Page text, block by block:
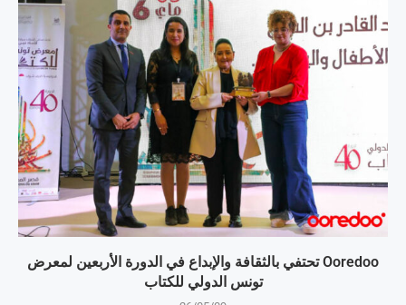
Ooredoo تحتفي بالثقافة والإبداع في الدورة الأربعين لمعرض
تونس الدولي للكتاب